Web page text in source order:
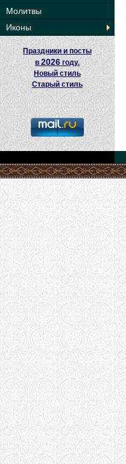
Молитвы
Иконы
Праздники и посты
в2026 году.
Новый стиль
Старый стиль